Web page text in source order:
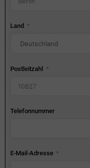
Land
Postleitzahl
Telefonnummer
E-Mail-Adresse